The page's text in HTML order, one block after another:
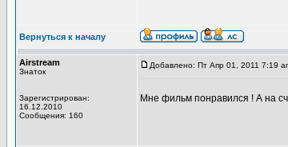
Вернуться к началу
Airstream
Знаток
Зарегистрирован:
16.12.2010
Сообщения: 160
Добавлено: Пт Апр 01, 2011 7:19
Мне фильм понравился ! А на